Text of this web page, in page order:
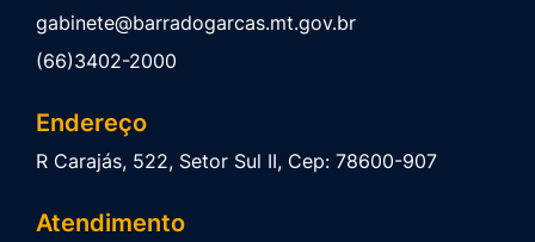
gabinete@barradogarcas.mt.gov.br
(66)3402-2000
Endereço
R Carajás, 522, Setor Sul II, Cep: 78600-907
Atendimento